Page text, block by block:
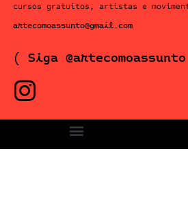
cursos gratuitos, artistas e
artecomoassunto@gmail.com
( Siga @artecomoassunto